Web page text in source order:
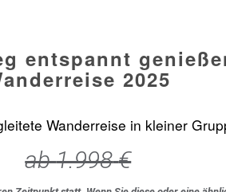
entspannt
2025
Wanderreise in kleiner
ab1.998 €